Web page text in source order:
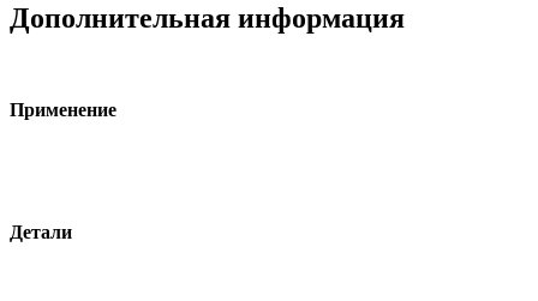
Дополнительная информация
Применение
Детали